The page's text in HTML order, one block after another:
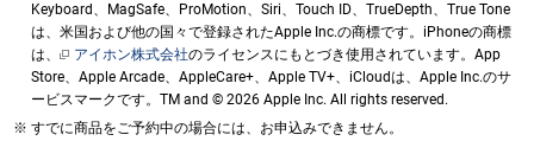
Keyboard、MagSafe、ProMotion、Siri、Touch ID、TrueDepth、True Tone
は、米国および他の国々で登録されたApple Inc.の商標です。iPhoneの商標
は、
アイホン株式会社のライセンスにもとづき使用されています。App
Store、Apple Arcade、AppleCare+、Apple TV+、iCloudは、Apple Inc.のサ
ービスマークです。TM and © 2026 Apple Inc. All rights reserved.
すでに商品をご予約中の場合には、お申込みできません。